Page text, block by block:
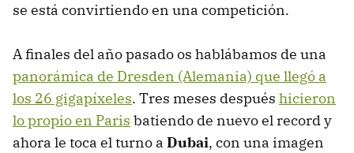
se está convirtiendo en una competición.
A finales del año pasado os hablábamos de una
panorámica de Dresden (Alemania) que llegó a
los 26 gigapíxeles. Tres meses después hicieron
lo propio en Paris batiendo de nuevo el record y
ahora le toca el turno a Dubai, con una imagen